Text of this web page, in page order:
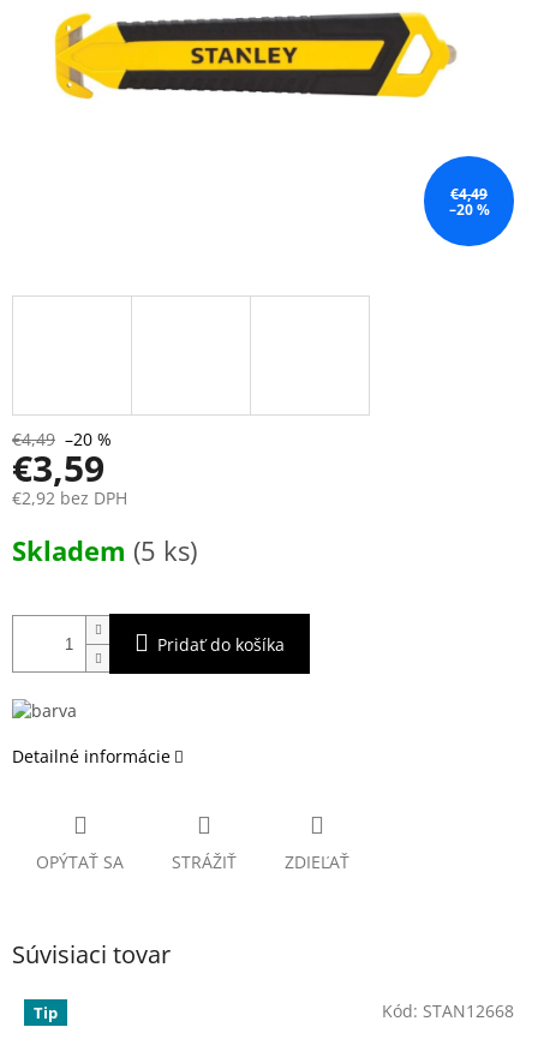
€4,49
–20 %
€4,49 –20 %
€3,59
€2,92 bez DPH
cena:
Skladem (5 ks)
Pridať do košíka
Detailné informácie
OPÝTAŤ SA STRÁŽIŤ ZDIEĽAŤ
Súvisiaci tovar
Tip Kód: STAN12668